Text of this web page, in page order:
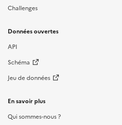
Challenges
Données ouvertes
API
Schéma
Jeu de données
En savoir plus
Qui sommes-nous ?